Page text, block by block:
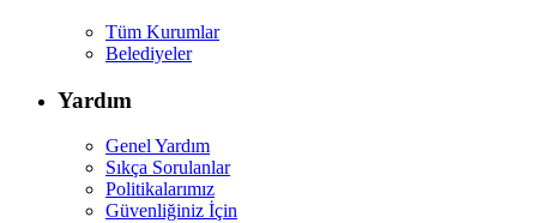
Tüm Kurumlar
Belediyeler
Yardım
Genel Yardım
Sıkça Sorulanlar
Politikalarımız
Güvenliğiniz İçin